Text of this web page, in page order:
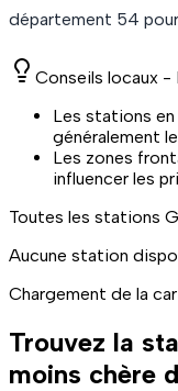
département 54
Conseils locaux -
Les stations
généralement
Les zones
influencer les
Toutes les stations
Aucune station
Chargement de la
Trouvez la
moins chère